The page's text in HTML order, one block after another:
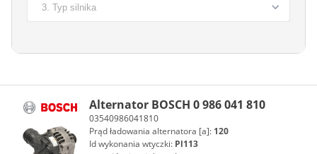
Alternator BOSCH 0 986 041 810
03540986041810
Prąd ładowania alternatora [a]: 120
Id wykonania wtyczki: Pl113